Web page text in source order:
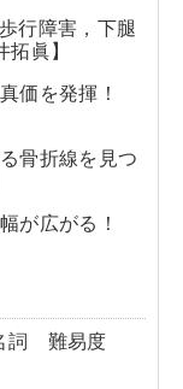
行障害，下腿
眞】
価を発揮！
骨折線を見つ
が広がる！
詞 難易度